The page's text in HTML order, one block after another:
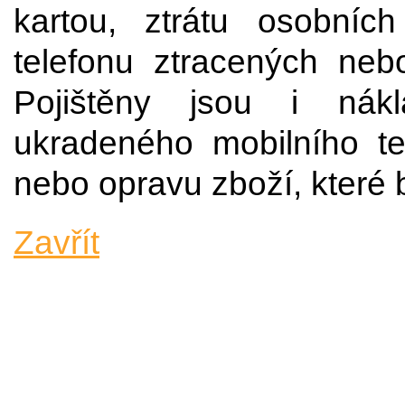
kartou, ztrátu
telefonu ztracených
Pojištěny jsou i
ukradeného mobilního
nebo opravu zboží, které
Zavřít